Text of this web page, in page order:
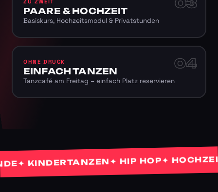
03
ZU ZWEIT
PAARE & HOCHZEIT
Basiskurs, Hochzeitsmodul & Privatstunden
04
OHNE DRUCK
EINFACH TANZEN
Tanzcafé am Freitag – einfach Platz reservieren
KINDERTANZEN✦ HIP HOP✦